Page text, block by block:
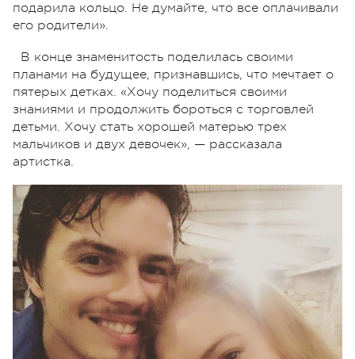
подарила кольцо. Не думайте, что все оплачивали
его родители».
В конце знаменитость поделилась своими
планами на будущее, признавшись, что мечтает о
пятерых детках. «Хочу поделиться своими
знаниями и продолжить бороться с торговлей
детьми. Хочу стать хорошей матерью трех
мальчиков и двух девочек», — рассказала
артистка.